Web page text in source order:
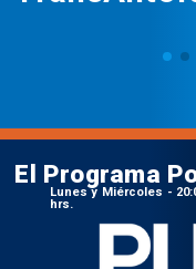
El Programa
Lunes y Miércoles -
hrs.